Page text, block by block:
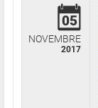
05
NOVEMBRE
2017